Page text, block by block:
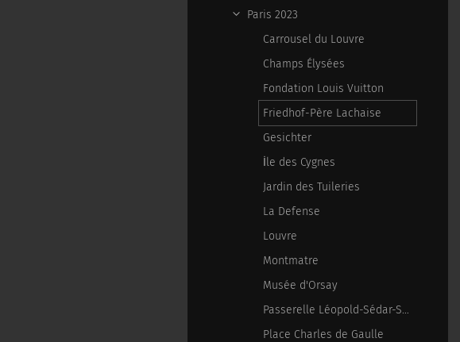
Paris 2023
Carrousel du Louvre
Champs Élysées
Fondation Louis Vuitton
Friedhof-Père Lachaise
Gesichter
İle des Cygnes
Jardin des Tuileries
La Defense
Louvre
Montmatre
Musée d'Orsay
Passerelle Léopold-Sédar-Senghor
Place Charles de Gaulle